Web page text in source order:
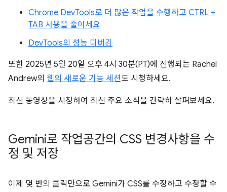
Chrome DevTools로 더 많은 작업을 수행하고 CTRL +
TAB 사용을 줄이세요
DevTools의 성능 디버깅
또한 2025년 5월 20일 오후 4시 30분(PT)에 진행되는 Rachel
Andrew의 웹의 새로운 기능 세션도 시청하세요.
최신 동영상을 시청하여 최신 주요 소식을 간략히 살펴보세요.
Gemini로 작업공간의 CSS 변경사항을 수
정 및 저장
이제 몇 번의 클릭만으로 Gemini가 CSS를 수정하고 수정할 수